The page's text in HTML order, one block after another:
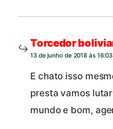
Torcedor
13 de junho de 2018 às 16:03
E chato isso
presta vamos
mundo e bom,